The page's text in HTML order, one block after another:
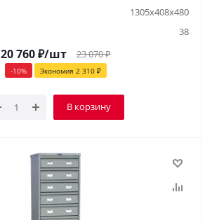
1305х408х480
38
20 760₽/шт 23 070₽
-10% Экономия 2 310₽
В корзину